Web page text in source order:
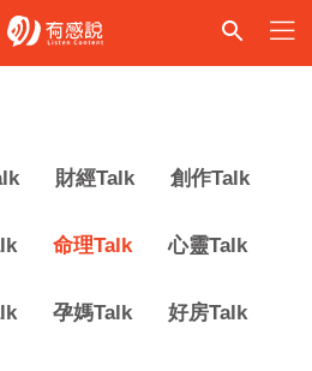
財經Talk 創作Talk
命理Talk 心靈Talk
孕媽Talk 好房Talk